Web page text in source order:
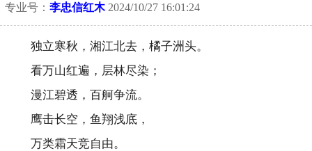
专业号： 李忠信红木 2024/10/27 16:01:24
独立寒秋，湘江北去，橘子洲头。
看万山红遍，层林尽染；
漫江碧透，百舸争流。
鹰击长空，鱼翔浅底，
万类霜天竞自由。